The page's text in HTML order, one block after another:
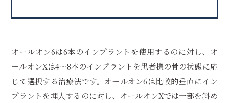
オールオン6は6本のインプラントを使用するのに対し、オ
ールオンXは4〜8本のインプラントを患者様の骨の状態に応
じて選択する治療法です。オールオン6は比較的垂直にイン
プラントを埋入するのに対し、オールオンXでは一部を斜め